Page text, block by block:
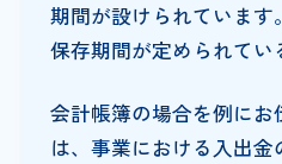
期間が設けられていま
保存期間が定められてい
会計帳簿の場合を例にお
は、事業における入出